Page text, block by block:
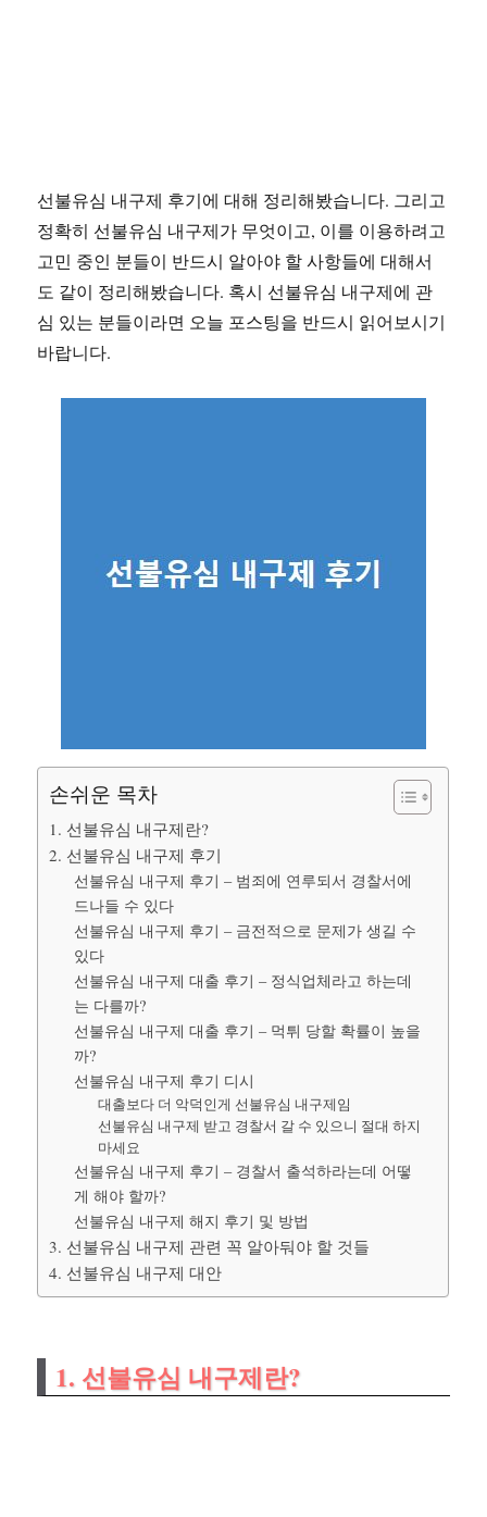
선불유심 내구제 후기에 대해 정리해봤습니다. 그리고
정확히 선불유심 내구제가 무엇이고, 이를 이용하려고
고민 중인 분들이 반드시 알아야 할 사항들에 대해서
도 같이 정리해봤습니다. 혹시 선불유심 내구제에 관
심 있는 분들이라면 오늘 포스팅을 반드시 읽어보시기
바랍니다.
손쉬운 목차
1. 선불유심 내구제란?
2. 선불유심 내구제 후기
선불유심 내구제 후기 – 범죄에 연루되서 경찰서에
드나들 수 있다
선불유심 내구제 후기 – 금전적으로 문제가 생길 수
있다
선불유심 내구제 대출 후기 – 정식업체라고 하는데
는 다를까?
선불유심 내구제 대출 후기 – 먹튀 당할 확률이 높을
까?
선불유심 내구제 후기 디시
대출보다 더 악덕인게 선불유심 내구제임
선불유심 내구제 받고 경찰서 갈 수 있으니 절대 하지
마세요
선불유심 내구제 후기 – 경찰서 출석하라는데 어떻
게 해야 할까?
선불유심 내구제 해지 후기 및 방법
3. 선불유심 내구제 관련 꼭 알아둬야 할 것들
4. 선불유심 내구제 대안
1. 선불유심 내구제란?